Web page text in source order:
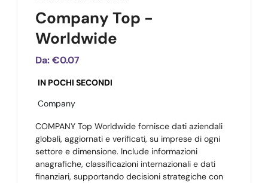
Company Top -
Worldwide
Da:€0.07
IN POCHI SECONDI
Company
COMPANY Top Worldwide fornisce dati aziendali
globali, aggiornati e verificati, su imprese di ogni
settore e dimensione. Include informazioni
anagrafiche, classificazioni internazionali e dati
finanziari, supportando decisioni strategiche con